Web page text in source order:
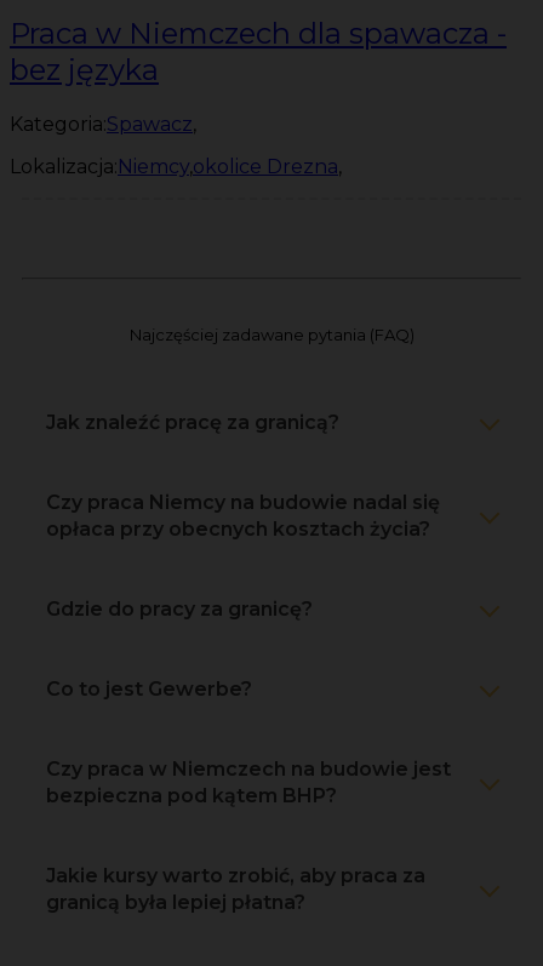
Praca w Niemczech dla spawacza -
bez języka
Kategoria:Spawacz,
Lokalizacja:Niemcy,okolice Drezna,
Najczęściej zadawane pytania (FAQ)
Jak znaleźć pracę za granicą?
Czy praca Niemcy na budowie nadal się
opłaca przy obecnych kosztach życia?
Gdzie do pracy za granicę?
Co to jest Gewerbe?
Czy praca w Niemczech na budowie jest
bezpieczna pod kątem BHP?
Jakie kursy warto zrobić, aby praca za
granicą była lepiej płatna?